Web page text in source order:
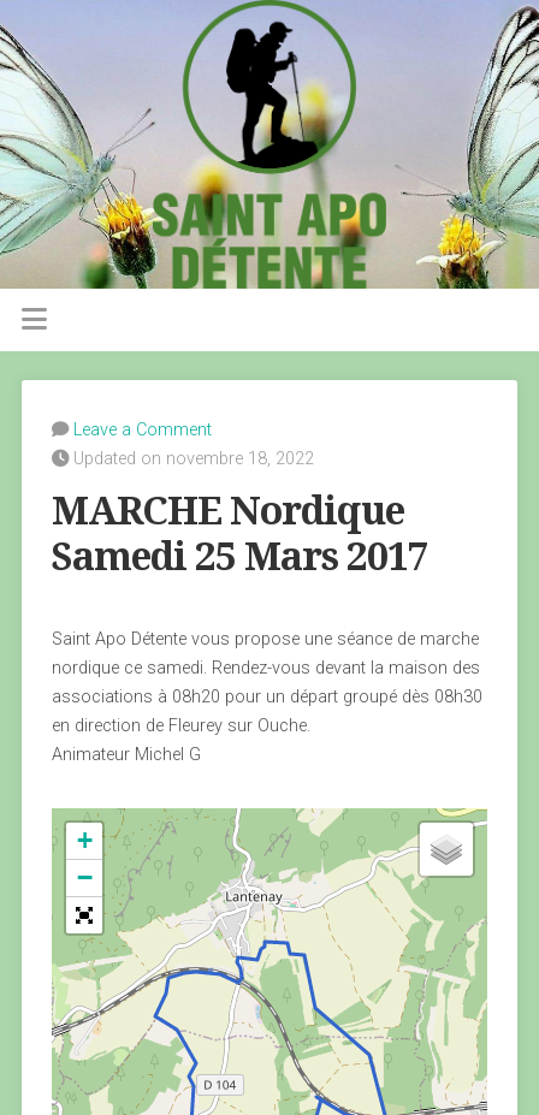
Leave a Comment
Updated on novembre 18, 2022
MARCHE Nordique
Samedi 25 Mars 2017
Saint Apo Détente vous propose une séance de marche
nordique ce samedi. Rendez-vous devant la maison des
associations à 08h20 pour un départ groupé dès 08h30
en direction de Fleurey sur Ouche.
Animateur Michel G
+
−